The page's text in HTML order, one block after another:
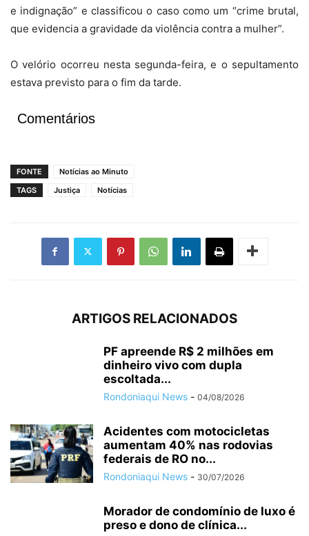
e indignação” e classificou o caso como um “crime brutal,
que evidencia a gravidade da violência contra a mulher”.
O velório ocorreu nesta segunda-feira, e o sepultamento
estava previsto para o fim da tarde.
Comentários
FONTE
Notícias ao Minuto
TAGS
Justiça Notícias
ARTIGOS RELACIONADOS
PF apreende R$ 2 milhões em
dinheiro vivo com dupla
escoltada...
Rondoniaqui News - 04/08/2026
Acidentes com motocicletas
aumentam 40% nas rodovias
federais de RO no...
Rondoniaqui News - 30/07/2026
Morador de condomínio de luxo é
preso e dono de clínica...